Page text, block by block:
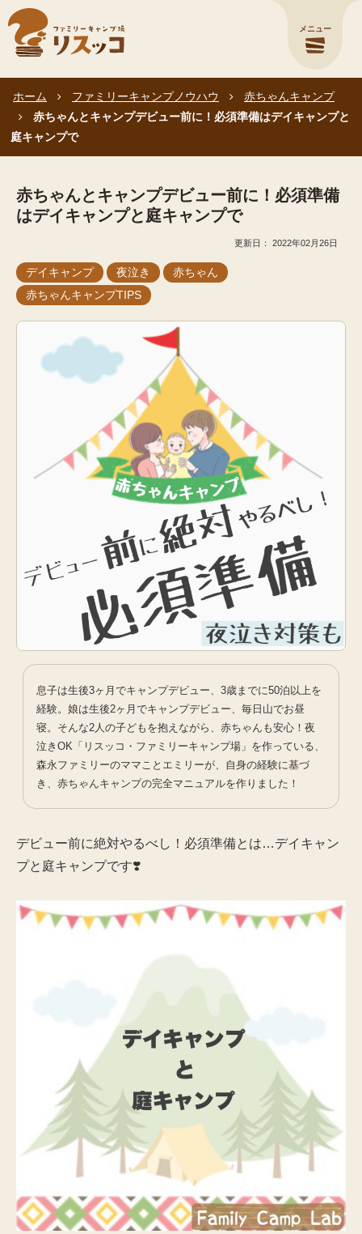
メニュー
ホーム ファミリーキャンプノウハウ
赤ちゃんキャンプ
赤ちゃんとキャンプデビュー前に！必須準備はデイキャンプと
庭キャンプで
赤ちゃんとキャンプデビュー前に！必須準備
はデイキャンプと庭キャンプで
2022年02月26日
デイキャンプ 夜泣き
赤ちゃん
赤ちゃんキャンプTIPS
息子は生後3ヶ月でキャンプデビュー、3歳までに50泊以上を
経験。娘は生後2ヶ月でキャンプデビュー、毎日山でお昼
寝。そんな2人の子どもを抱えながら、赤ちゃんも安心！夜
泣きOK「リスッコ・ファミリーキャンプ場」を作っている、
森永ファミリーのママことエミリーが、自身の経験に基づ
き、赤ちゃんキャンプの完全マニュアルを作りました！
デビュー前に絶対やるべし！必須準備とは…デイキャン
プと庭キャンプです❣️